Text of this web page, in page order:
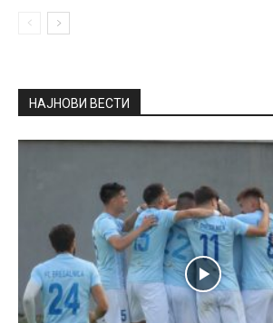
НАЈНОВИ ВЕСТИ